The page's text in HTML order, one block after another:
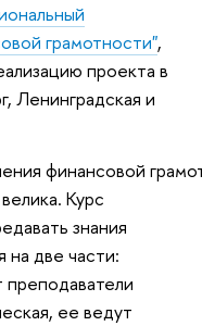
грамотности",
проекта в
Ленинградская и
финансовой
Курс
знания
на две части:
преподаватели
ее ведут